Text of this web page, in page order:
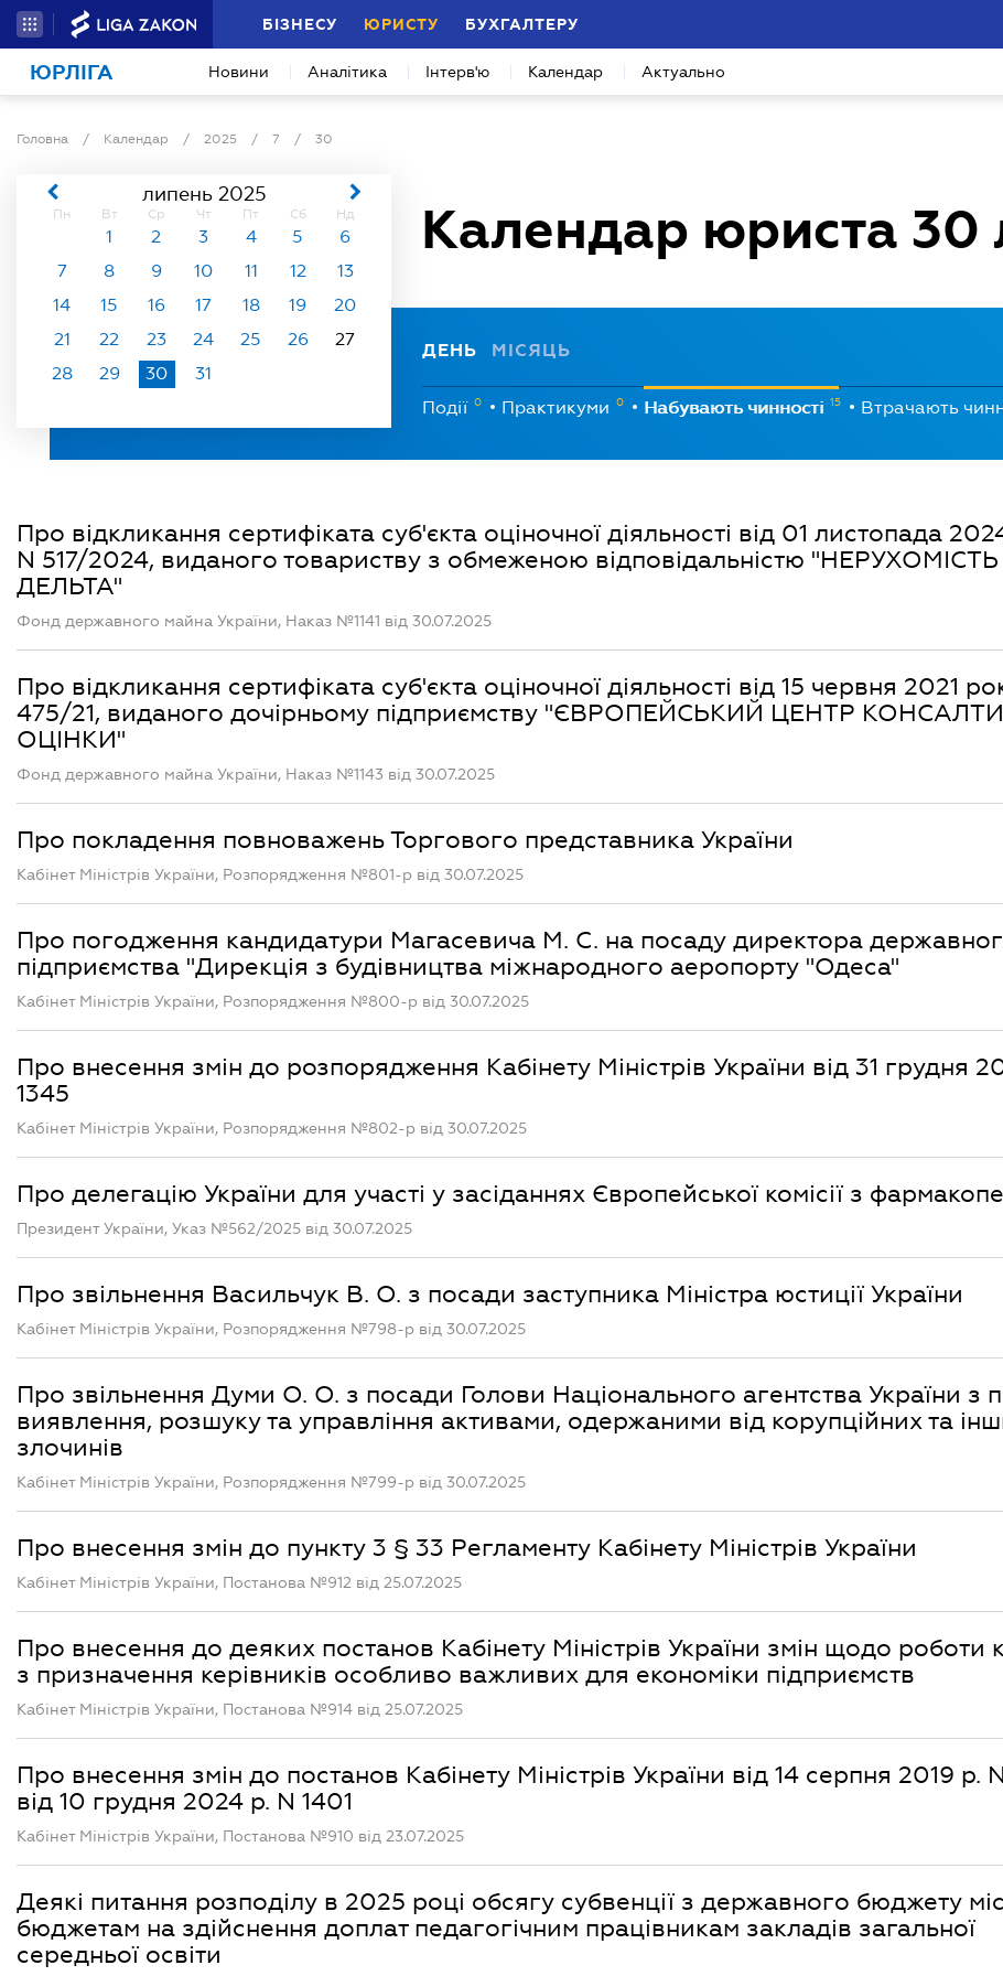
БІЗНЕСУ ЮРИСТУ БУХГАЛТЕРУ
ЮРЛІГА Новини Аналітика Інтерв'ю Календар Актуально
Головна / Календар / 2025 / 7 / 30
Календар юриста 30
липень 2025
Пн Вт Ср Чт Пт Сб Нд
1 2 3 4 5
6
7
8 9 10 11 12
13
14
15 16 17 18 19
20
21
22 23 24 25 26
27
28
29 30 31
ДЕНЬ МІСЯЦЬ
Події 0 Практикуми 0 Набувають чинності 15 Втрачають
Про відкликання сертифіката суб'єкта оціночної діяльності від 01 листопада
N 517/2024, виданого товариству з обмеженою відповідальністю "НЕРУХОМІСТЬ
ДЕЛЬТА"
Фонд державного майна України, Наказ №1141 від 30.07.2025
Про відкликання сертифіката суб'єкта оціночної діяльності від 15 червня 2021
475/21, виданого дочірньому підприємству "ЄВРОПЕЙСЬКИЙ ЦЕНТР
ОЦІНКИ"
Фонд державного майна України, Наказ №1143 від 30.07.2025
Про покладення повноважень Торгового представника України
Кабінет Міністрів України, Розпорядження №801-р від 30.07.2025
Про погодження кандидатури Магасевича М. С. на посаду директора
підприємства "Дирекція з будівництва міжнародного аеропорту "Одеса"
Кабінет Міністрів України, Розпорядження №800-р від 30.07.2025
Про внесення змін до розпорядження Кабінету Міністрів України від 31 грудня
1345
Кабінет Міністрів України, Розпорядження №802-р від 30.07.2025
Про делегацію України для участі у засіданнях Європейської комісії з
Президент України, Указ №562/2025 від 30.07.2025
Про звільнення Васильчук В. О. з посади заступника Міністра юстиції України
Кабінет Міністрів України, Розпорядження №798-р від 30.07.2025
Про звільнення Думи О. О. з посади Голови Національного агентства України з
виявлення, розшуку та управління активами, одержаними від корупційних та
злочинів
Кабінет Міністрів України, Розпорядження №799-р від 30.07.2025
Про внесення змін до пункту 3 § 33 Регламенту Кабінету Міністрів України
Кабінет Міністрів України, Постанова №912 від 25.07.2025
Про внесення до деяких постанов Кабінету Міністрів України змін щодо роботи
з призначення керівників особливо важливих для економіки підприємств
Кабінет Міністрів України, Постанова №914 від 25.07.2025
Про внесення змін до постанов Кабінету Міністрів України від 14 серпня 2019 р.
від 10 грудня 2024 р. N 1401
Кабінет Міністрів України, Постанова №910 від 23.07.2025
Деякі питання розподілу в 2025 році обсягу субвенції з державного бюджету
бюджетам на здійснення доплат педагогічним працівникам закладів загальної
середньої освіти